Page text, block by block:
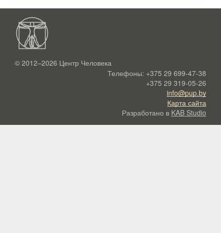
© 2012–2026 Центр Человека
Телефоны: +375 29 699-47-38
+375 29 319-05-26
info@pup.by
Карта сайта
Разработано в KAB Studio